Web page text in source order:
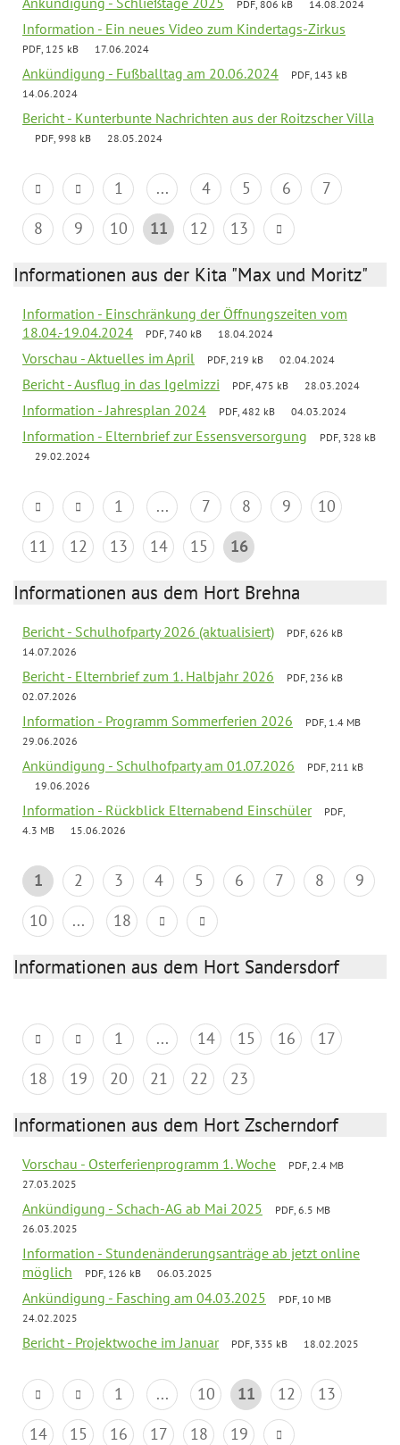
PDF, 806 kB 14.08.2024
Information - Ein neues Video zum Kindertags-Zirkus
PDF, 125 kB 17.06.2024
Ankündigung - Fußballtag am 20.06.2024
PDF, 143 kB
14.06.2024
Bericht - Kunterbunte Nachrichten aus der Roitzscher Villa
PDF, 998 kB 28.05.2024
1 ... 4 5 6
7
8
9 10 11 12 13
Informationen aus der Kita "Max und Moritz"
Information - Einschränkung der Öffnungszeiten vom
18.04.-19.04.2024
PDF, 740 kB 18.04.2024
Vorschau - Aktuelles im April PDF, 219 kB 02.04.2024
Bericht - Ausflug in das Igelmizzi PDF, 475 kB 28.03.2024
Information - Jahresplan 2024 PDF, 482 kB 04.03.2024
Information - Elternbrief zur Essensversorgung
PDF, 328 kB
29.02.2024
1 ... 7 8 9
10
11
12 13 14 15 16
Informationen aus dem Hort Brehna
Bericht - Schulhofparty 2026 (aktualisiert)
PDF, 626 kB
14.07.2026
Bericht - Elternbrief zum 1. Halbjahr 2026
PDF, 236 kB
02.07.2026
Information - Programm Sommerferien 2026
PDF, 1.4 MB
29.06.2026
Ankündigung - Schulhofparty am 01.07.2026
PDF, 211 kB
19.06.2026
Information - Rückblick Elternabend Einschüler
PDF,
4.3 MB
15.06.2026
1 2 3 4 5 6 7 8
9
10
... 18
Informationen aus dem Hort Sandersdorf
1 ... 14 15 16
17
18
19 20 21 22 23
Informationen aus dem Hort Zscherndorf
Vorschau - Osterferienprogramm 1. Woche
PDF, 2.4 MB
27.03.2025
Ankündigung - Schach-AG ab Mai 2025
PDF, 6.5 MB
26.03.2025
Information - Stundenänderungsanträge ab jetzt online
möglich
PDF, 126 kB 06.03.2025
Ankündigung - Fasching am 04.03.2025
PDF, 10 MB
24.02.2025
Bericht - Projektwoche im Januar PDF, 335 kB 18.02.2025
1 ... 10 11 12
13
14
15 16 17 18 19